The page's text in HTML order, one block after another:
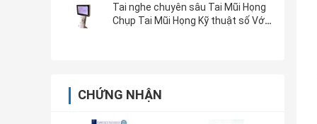
32G
Tai nghe chuyên sâu Tai Mũi Họng
Chụp Tai Mũi Họng Kỹ thuật số Với
CHỨNG NHẬN